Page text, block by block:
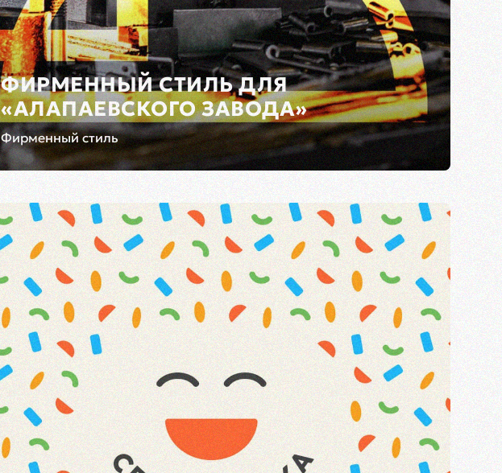
ФИРМЕННЫЙ СТИЛЬ ДЛЯ
«АЛАПАЕВСКОГО ЗАВОДА»
Фирменный стиль